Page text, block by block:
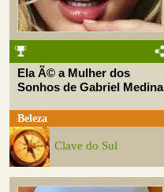
Ela Ã© a Mulher dos
Sonhos de Gabriel Medina
Beleza
Clave do Sul